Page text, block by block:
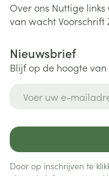
Over ons Nuttige links
van wachtVoorschrift
Nieuwsbrief
Blijf op de hoogte
Door op inschrijven te